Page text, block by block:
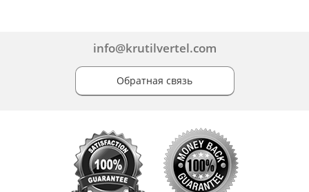
info@krutilvertel.com
Обратная связь